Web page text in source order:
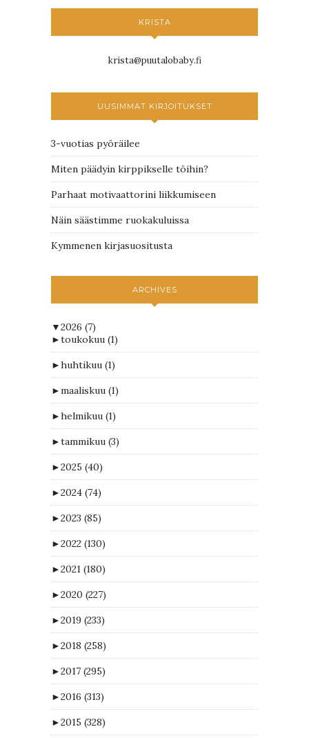
KRISTA
krista@puutalobaby.fi
UUSIMMAT KIRJOITUKSET
3-vuotias pyöräilee
Miten päädyin kirppikselle töihin?
Parhaat motivaattorini liikkumiseen
Näin säästimme ruokakuluissa
Kymmenen kirjasuositusta
ARCHIVES
▼2026 (7)
►toukokuu (1)
►huhtikuu (1)
►maaliskuu (1)
►helmikuu (1)
►tammikuu (3)
►2025 (40)
►2024 (74)
►2023 (85)
►2022 (130)
►2021 (180)
►2020 (227)
►2019 (233)
►2018 (258)
►2017 (295)
►2016 (313)
►2015 (328)